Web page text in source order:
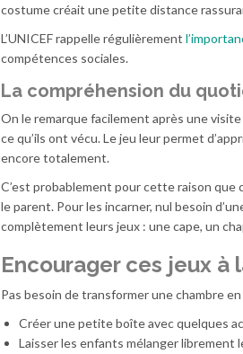
costume créait une petite distance
L’UNICEF rappelle régulièrement
compétences sociales.
La compréhension du
On le remarque facilement après une
ce qu’ils ont vécu. Le jeu leur permet
encore totalement.
C’est probablement pour cette raison
le parent. Pour les incarner, nul besoin
complètement leurs jeux : une cape, un
Encourager ces jeux à
Pas besoin de transformer une chambre
Créer une petite boîte avec quelques
Laisser les enfants mélanger librement